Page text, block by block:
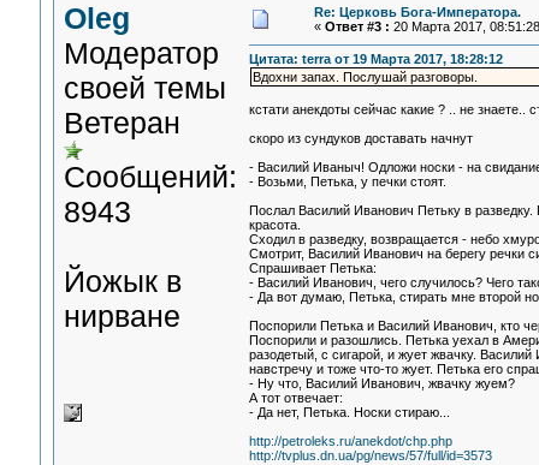
Oleg
Модератор
своей темы
Ветеран
Сообщений:
8943
Йожык в
нирване
Re: Церковь Бога-Императора.
« Ответ #3 : 20 Марта 2017,
Цитата: terra от 19 Марта 2017, 18:28:12
Вдохни запах. Послушай разговоры.
кстати анекдоты сейчас какие ? .. не знаете..
скоро из сундуков доставать начнут
- Василий Иваныч! Одложи носки - на
- Возьми, Петька, у печки стоят.
Послал Василий Иванович Петьку в
красота.
Сходил в разведку, возвращается - небо
Смотрит, Василий Иванович на берегу речки
Спрашивает Петька:
- Василий Иванович, чего случилось? Чего
- Да вот думаю, Петька, стирать мне второй
Поспорили Петька и Василий Иванович, кто
Поспорили и разошлись. Петька уехал в
разодетый, с сигарой, и жует жвачку.
навстречу и тоже что-то жует. Петька его
- Ну что, Василий Иванович, жвачку жуем?
А тот отвечает:
- Да нет, Петька. Носки стираю...
http://petroleks.ru/anekdot/chp.php
http://tvplus.dn.ua/pg/news/57/full/id=3573